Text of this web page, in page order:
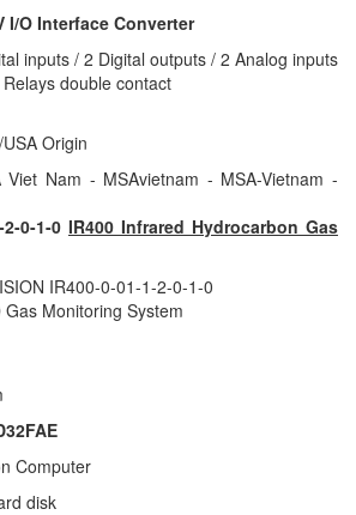
I/O Interface Converter
inputs / 2 Digital outputs / 2 Analog inputs
double contact
USA Origin
Nam - MSAvietnam - MSA-Vietnam -
2-0-1-0 IR400 Infrared Hydrocarbon Gas
IR400-0-01-1-2-0-1-0
Gas Monitoring System
Computer
disk